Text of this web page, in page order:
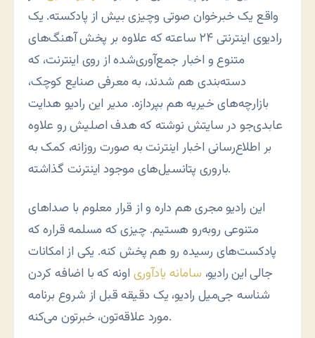
واقع یک خبرخوان صوتی وچیزی بیش از پادکسته. یک
رادیوی اینترنتی ۲۴ ساعته که علاوه بر پخش آهنگ‌های
متنوع و اخبار جمع‌آوری‌شده از روی اینترنت، که
دسته‌بندی هم شدند، به معرفی صنایع کوچک،
بازارچه‌های خیریه هم بپردازه. مدیر این رادیو هدایت
عابدی‌جو در سایتش نوشته که هدف اصلیش رو علاوه
بر اطلاع‌رسانی اخبار اینترنت به صورت روزانه، کمک به
باروری پتانسیل‌های موجود اینترنت گذاشته.
این رادیو مجری هم داره و از قرار معلوم با صداهای
متنوعی روبه‌رو هستیم. چیزی که مسلمه قراره که
پادکست‌های رسیده رو هم پخش کنه. یکی از امکانات
جالی این رادیو، سامانه یادآوری اونه که با اضافه کردن
شناسه جی‌میل رادیو، یک دقیقه قبل از شروع برنامه
مورد علاقه‌تون، خبرتون می‌کنه.